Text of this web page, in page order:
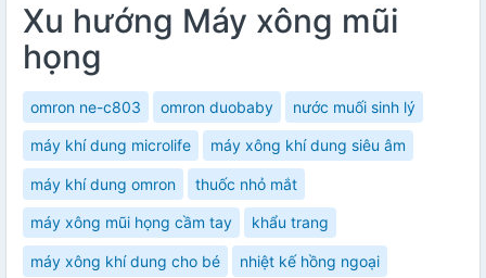
Xu hướng Máy xông mũi
họng
omron ne-c803 omron duobaby nước muối sinh lý
máy khí dung microlife máy xông khí dung siêu âm
máy khí dung omron thuốc nhỏ mắt
máy xông mũi họng cầm tay khẩu trang
máy xông khí dung cho bé nhiệt kế hồng ngoại